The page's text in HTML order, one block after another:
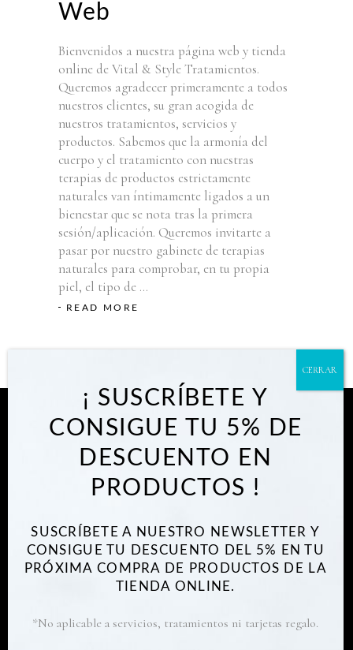
Este sitio web utiliza cookies propias y de
comportamiento de usuarios de manera
Web
Bienvenidos a nuestra página web y tienda
online de Vital & Style Tratamientos.
Queremos agradecer primeramente a todos
nuestros clientes, su gran acogida de
nuestros tratamientos, servicios y
productos. Sabemos que la armonía del
cuerpo y el tratamiento con nuestras
terapias de productos estrictamente
naturales van íntimamente ligados a un
bienestar que se nota tras la primera
sesión/aplicación. Queremos invitarte a
pasar por nuestro gabinete de terapias
naturales para comprobar, en tu propia
piel, el tipo de
READ MORE
Dirección:Av. de Santiago, nº47, 30007
E-mail:info@vitalstyle.eu
Móvil :605 722 959
¡ SUSCRÍBETE Y
CONSIGUE TU 5% DE
DESCUENTO EN
PRODUCTOS !
SUSCRÍBETE A NUESTRO NEWSLETTER Y
CONSIGUE TU DESCUENTO DEL 5% EN TU
PRÓXIMA COMPRA DE PRODUCTOS DE LA
TIENDA ONLINE.
*No aplicable a servicios, tratamientos ni tarjetas regalo.